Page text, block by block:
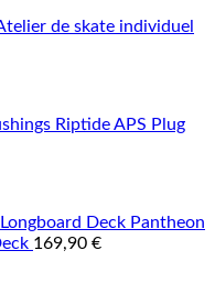
de skate individuel
Riptide APS Plug
Pantheon
169,90 €